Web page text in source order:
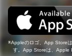
Appleのロゴ、App Store
す。App Storeは、Apple